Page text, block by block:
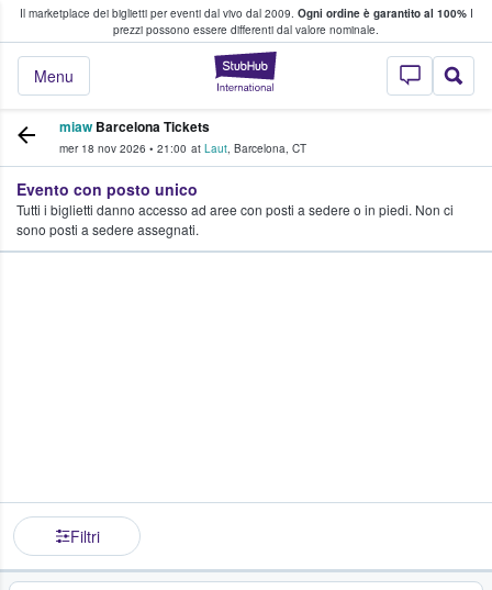
Il marketplace dei biglietti per eventi dal vivo dal 2009. Ogni ordine è garantito al 100%I
prezzi possono essere differenti dal valore nominale.
StubHub - Dove
Menu
fan comprano e vendono biglietti
miaw Barcelona Tickets
mer 18 nov 2026 • 21:00 at Laut, Barcelona, CT
Evento con posto unico
Tutti i biglietti danno accesso ad aree con posti a sedere o in piedi. Non ci
sono posti a sedere assegnati.
Filtri